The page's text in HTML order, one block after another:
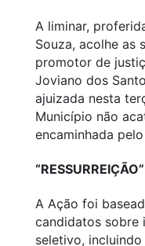
A liminar,
Souza, acolhe as
promotor de
Joviano dos
ajuizada nesta
Município não
encaminhada
“RESSURREIÇÃO”
A Ação foi
candidatos sobre
seletivo,